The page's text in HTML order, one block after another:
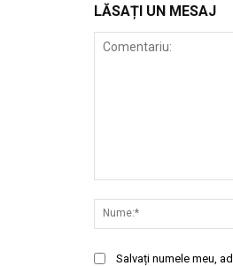
LĂSAȚI UN MESAJ
Salvați numele meu,